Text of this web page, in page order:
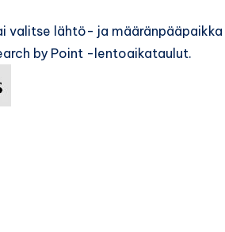
valitse lähtö- ja
by Point -lentoaikataulut.